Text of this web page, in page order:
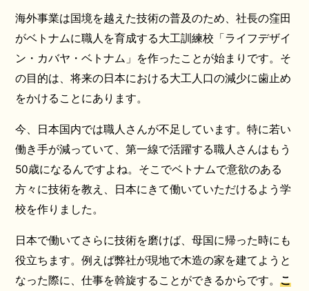
海外事業は国境を越えた技術の普及のため、社長の窪田
がベトナムに職人を育成する大工訓練校「ライフデザイ
ン・カバヤ・ベトナム」を作ったことが始まりです。そ
の目的は、将来の日本における大工人口の減少に歯止め
をかけることにあります。
今、日本国内では職人さんが不足しています。特に若い
働き手が減っていて、第一線で活躍する職人さんはもう
50歳になるんですよね。そこでベトナムで意欲のある
方々に技術を教え、日本にきて働いていただけるよう学
校を作りました。
日本で働いてさらに技術を磨けば、母国に帰った時にも
役立ちます。例えば弊社が現地で木造の家を建てようと
なった際に、仕事を斡旋することができるからです。 こ